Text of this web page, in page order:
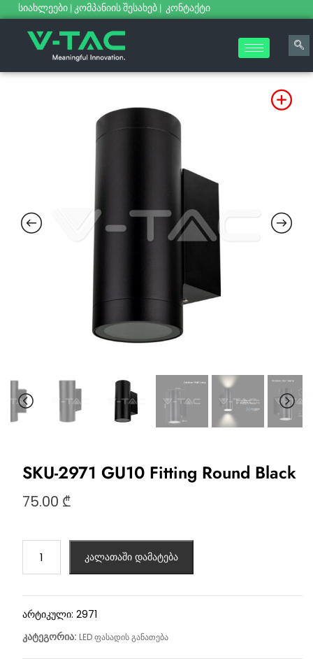
სიახლეები | კომპანიის შესახებ | კონტაქტი
SKU-2971 GU10 Fitting Round Black
75.00 ₾
კალათაში დამატება
არტიკული: 2971
კატეგორია: LED ფასადის განათება